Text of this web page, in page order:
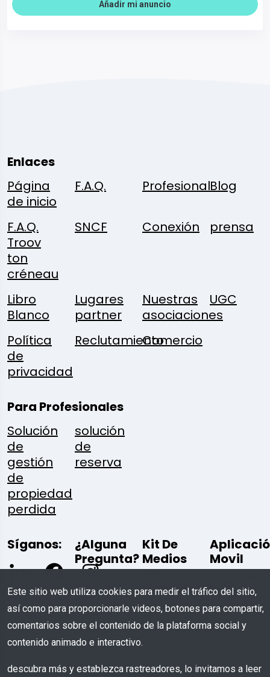
Añadir mi anuncio
Enlaces
Página
de inicio
F.A.Q. ProfesionalBlog
F.A.Q.
Troov
ton
créneau
SNCF Conexión prensa
Libro
Blanco
Lugares
partner
Nuestras
asociaciones
UGC
Política
de
privacidad
ReclutamientoComercio
Para Profesionales
Solución
de
gestión
de
propiedad
perdida
solución
de
reserva
Síganos:
¿Alguna
Pregunta?
Escríbenos
Kit De
Medios
De
Comunicación
Descargar
Movil
Este sitio web utiliza cookies para medir el tráfico del sitio,
así como para proporcionarle videos, botones para compartir,
comentarios sobre el contenido de la plataforma social y
contenido animado e interactivo.
descubra más y establezca rastreadores, lo invitamos a leer